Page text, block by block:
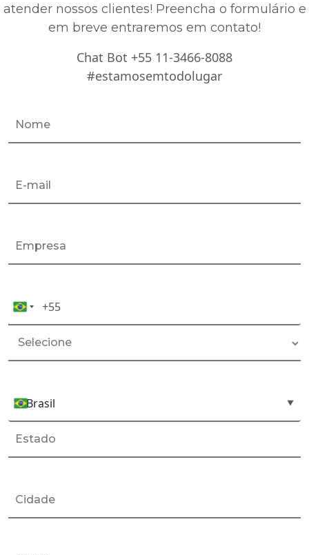
atender nossos clientes! Preencha o formulário e
em breve entraremos em contato!
Chat Bot +55 11-3466-8088
#estamosemtodolugar
Celular*
Brazil
+55
+55
País*
Brasil ▼